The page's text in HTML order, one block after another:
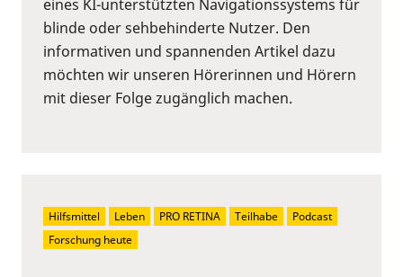
eines KI-unterstützten Navigationssystems für
blinde oder sehbehinderte Nutzer. Den
informativen und spannenden Artikel dazu
möchten wir unseren Hörerinnen und Hörern
mit dieser Folge zugänglich machen.
Hilfsmittel Leben PRO RETINA Teilhabe
Podcast
Forschung heute